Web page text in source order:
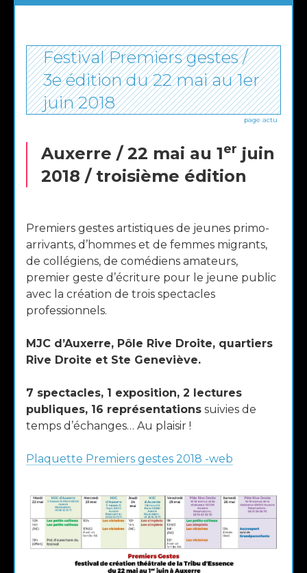
PUBLIÉ
LE
Festival Premiers gestes /
3e édition du 22 mai au 1er
juin 2018
page actu
Auxerre / 22 mai au 1er juin
2018 / troisième édition
Premiers gestes artistiques de jeunes primo-
arrivants, d’hommes et de femmes migrants,
de collégiens, de comédiens amateurs,
premier geste d’écriture pour le jeune public
avec la création de trois spectacles
professionnels.
MJC d’Auxerre, Pôle Rive Droite, quartiers
Rive Droite et Ste Geneviève.
7 spectacles, 1 exposition, 2 lectures
publiques, 16 représentations suivies de
temps d’échanges… Au plaisir !
Plaquette Premiers gestes 2018 -web